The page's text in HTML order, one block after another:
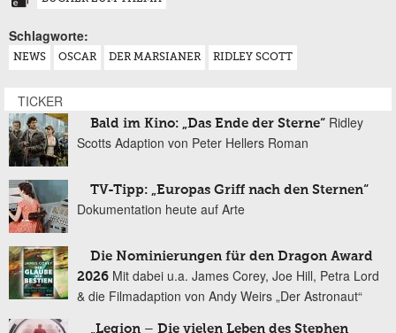
Schlagworte:
NEWS OSCAR DER MARSIANER RIDLEY SCOTT
TICKER
Bald im Kino: „Das Ende der Sterne“ Ridley
Scotts Adaption von Peter Hellers Roman
TV-Tipp: „Europas Griff nach den Sternen“
Dokumentation heute auf Arte
Die Nominierungen für den Dragon Award
2026 Mit dabei u.a. James Corey, Joe Hill, Petra Lord
& die Filmadaption von Andy Weirs „Der Astronaut“
„Legion – Die vielen Leben des Stephen